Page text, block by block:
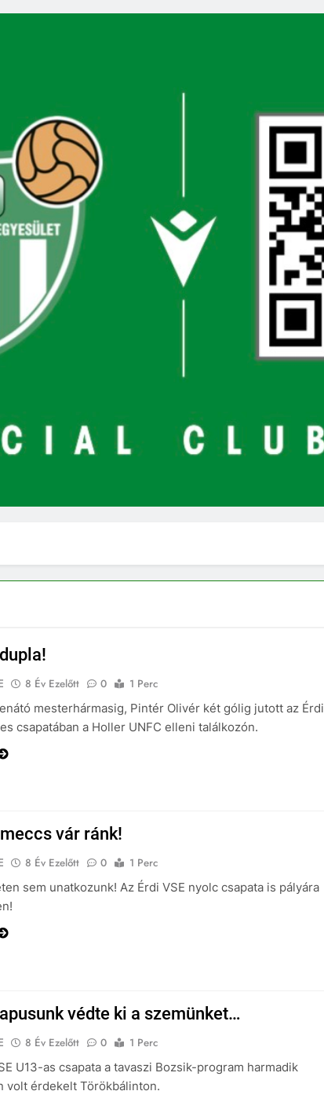
8 Év Ezelőtt 0
1 Perc
mesterhármasig, Pintér Olivér két gólig jutott az Érdi
csapatában a Holler UNFC elleni találkozón.
vár ránk!
8 Év Ezelőtt 0
1 Perc
sem unatkozunk! Az Érdi VSE nyolc csapata is pályára
védte ki a szemünket…
8 Év Ezelőtt 0
1 Perc
U13-as csapata a tavaszi Bozsik-program harmadik
volt érdekelt Törökbálinton.